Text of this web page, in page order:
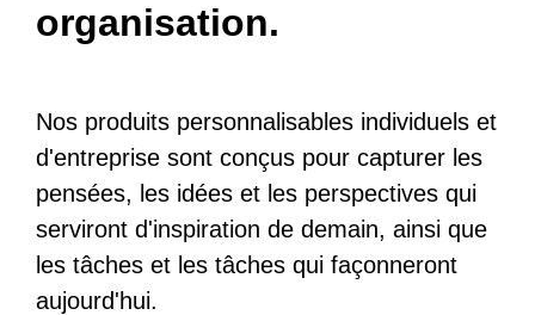
organisation.
Nos produits personnalisables individuels et
d'entreprise sont conçus pour capturer les
pensées, les idées et les perspectives qui
serviront d'inspiration de demain, ainsi que
les tâches et les tâches qui façonneront
aujourd'hui.